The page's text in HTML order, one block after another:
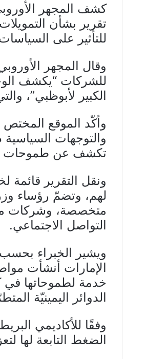
تقرير بشأن
للتأثير على
وقال المجهر
للشركات “يكشف
الكبير لأبوظبي”،
وأكّد الموقع
والتوجهات السياسية
تكشف عن طموحات
ونقل التقرير قائمة
لهم، وتضمّ رؤساء
متخصصة، وشركات
التواصل الاجتماعي.
ويشير الخبراء
الإمارات أنشأت
خدمة لطموحاتها
الدوائر اليمينيّة
وفقًا للأكاديمي
الضغط التابعة لها